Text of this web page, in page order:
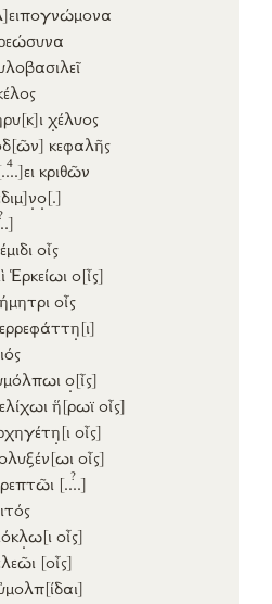
ειπογνώμονα
[κ] ι χέλυος
[ῶν] κεφαλῆς
4
..] ει κριθῶν
ν ο [.]
..]
οἶς
Ἑρκείωι ο [ἶς]
οἶς
η [ι]
ο [ἶς]
ἥ [ρωϊ οἶς]
η [ι οἶς]
[ωι οἶς]
[..
?
..]
λ ω [ι οἶς]
[οἶς]
[ίδαι]